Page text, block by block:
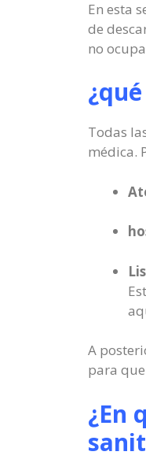
En esta
de
no
Todas
médica.
A
para
¿En